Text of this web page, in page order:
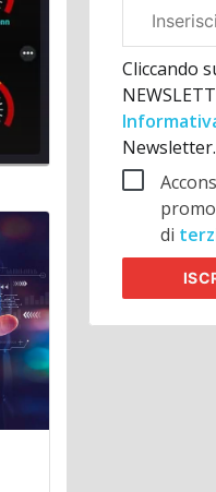
aziendale
Cliccando
Newsletter.
di